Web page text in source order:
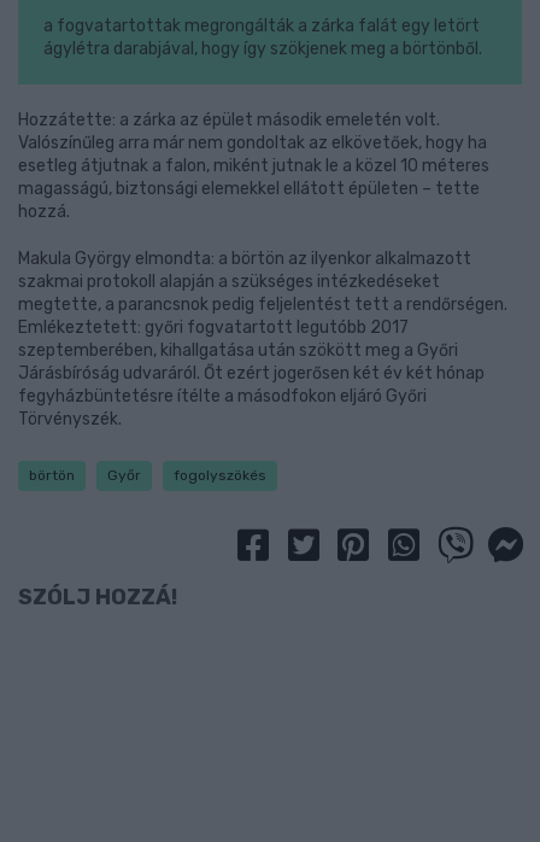
a fogvatartottak megrongálták a zárka falát egy letört
ágylétra darabjával, hogy így szökjenek meg a börtönből.
Hozzátette: a zárka az épület második emeletén volt.
Valószínűleg arra már nem gondoltak az elkövetőek, hogy ha
esetleg átjutnak a falon, miként jutnak le a közel 10 méteres
magasságú, biztonsági elemekkel ellátott épületen – tette
hozzá.
Makula György elmondta: a börtön az ilyenkor alkalmazott
szakmai protokoll alapján a szükséges intézkedéseket
megtette, a parancsnok pedig feljelentést tett a rendőrségen.
Emlékeztetett: győri fogvatartott legutóbb 2017
szeptemberében, kihallgatása után szökött meg a Győri
Járásbíróság udvaráról. Őt ezért jogerősen két év két hónap
fegyházbüntetésre ítélte a másodfokon eljáró Győri
Törvényszék.
börtön Győr fogolyszökés
SZÓLJ HOZZÁ!